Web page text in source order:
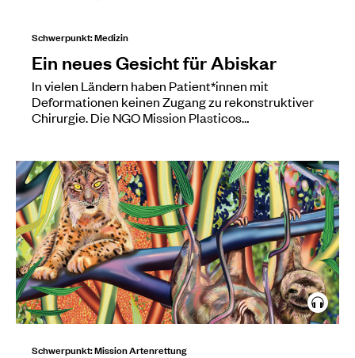
Schwerpunkt: Medizin
Ein neues Gesicht für Abiskar
In vielen Ländern haben Patient*innen mit
Deformationen keinen Zugang zu rekonstruktiver
Chirurgie. Die NGO Mission Plasticos…
Schwerpunkt: Mission Artenrettung